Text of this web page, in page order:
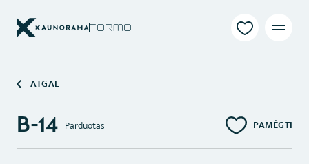
ATGAL
B-14 Parduotas PAMĖGTI